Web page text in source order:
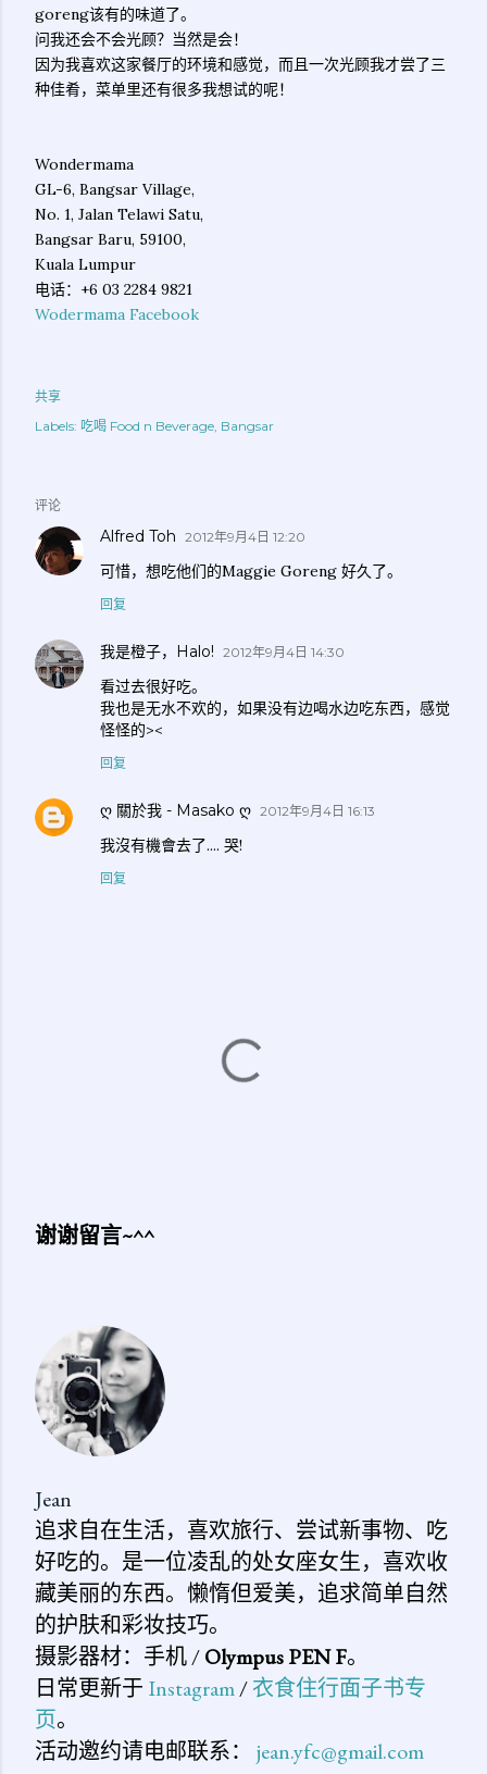
goreng该有的味道了。
问我还会不会光顾？当然是会！
因为我喜欢这家餐厅的环境和感觉，而且一次光顾我才尝了三
种佳肴，菜单里还有很多我想试的呢！
Wondermama
GL-6, Bangsar Village,
No. 1, Jalan Telawi Satu,
Bangsar Baru, 59100,
Kuala Lumpur
电话：+6 03 2284 9821
Wodermama Facebook
共享
Labels: 吃喝 Food n Beverage Bangsar
评论
Alfred Toh 2012年9月4日 12:20
可惜，想吃他们的Maggie Goreng 好久了。
回复
我是橙子，Halo! 2012年9月4日 14:30
看过去很好吃。
我也是无水不欢的，如果没有边喝水边吃东西，感觉
怪怪的><
回复
ღ 關於我 - Masako ღ 2012年9月4日 16:13
我沒有機會去了.... 哭!
回复
论
谢谢留言~^^
Jean
追求自在生活，喜欢旅行、尝试新事物、吃
好吃的。是一位凌乱的处女座女生，喜欢收
藏美丽的东西。懒惰但爱美，追求简单自然
的护肤和彩妆技巧。
摄影器材：手机 /Olympus PEN F。
日常更新于 Instagram/衣食住行面子书专
页。
活动邀约请电邮联系： jean.yfc@gmail.com